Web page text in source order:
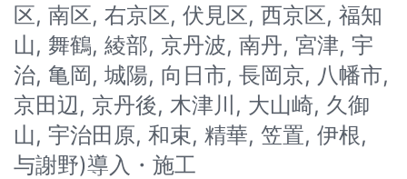
区, 南区, 右京区, 伏見区, 西京区, 福知
山, 舞鶴, 綾部, 京丹波, 南丹, 宮津, 宇
治, 亀岡, 城陽, 向日市, 長岡京, 八幡市,
京田辺, 京丹後, 木津川, 大山崎, 久御
山, 宇治田原, 和束, 精華, 笠置, 伊根,
与謝野)導入・施工